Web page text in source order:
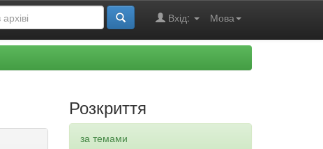
Мова
Вхід:
Розкриття
за темами